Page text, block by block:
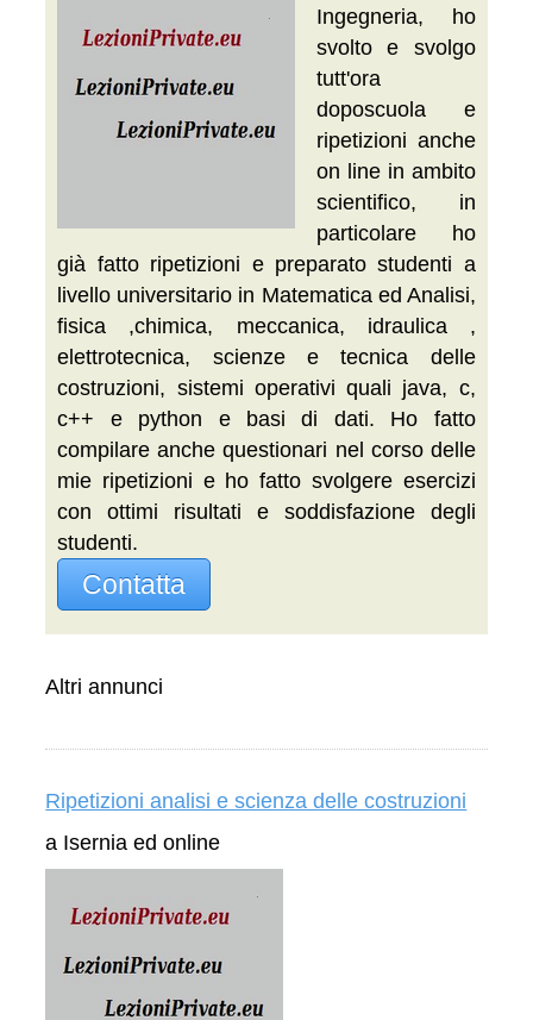
Ingegneria, ho
svolto e svolgo
tutt'ora
doposcuola e
ripetizioni anche
on line in ambito
scientifico, in
particolare ho
già fatto ripetizioni e preparato studenti a
livello universitario in Matematica ed Analisi,
fisica ,chimica, meccanica, idraulica ,
elettrotecnica, scienze e tecnica delle
costruzioni, sistemi operativi quali java, c,
c++ e python e basi di dati. Ho fatto
compilare anche questionari nel corso delle
mie ripetizioni e ho fatto svolgere esercizi
con ottimi risultati e soddisfazione degli
studenti.
Contatta
Altri annunci
Ripetizioni analisi e scienza delle costruzioni
a Isernia ed online